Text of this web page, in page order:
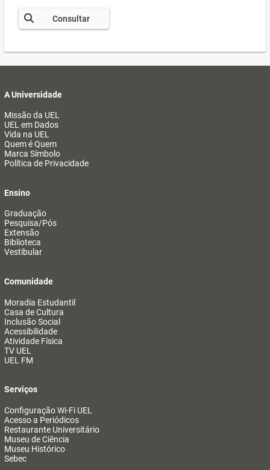
Consultar
A Universidade
Missão da UEL
UEL em Dados
Vida na UEL
Quem é Quem
Marca Símbolo
Política de Privacidade
Ensino
Graduação
Pesquisa/Pós
Extensão
Biblioteca
Vestibular
Comunidade
Moradia Estudantil
Casa de Cultura
Inclusão Social
Acessibilidade
Atividade Física
TV UEL
UEL FM
Serviços
Configuração Wi-Fi UEL
Acesso a Periódicos
Restaurante Universitário
Museu de Ciência
Museu Histórico
Sebec